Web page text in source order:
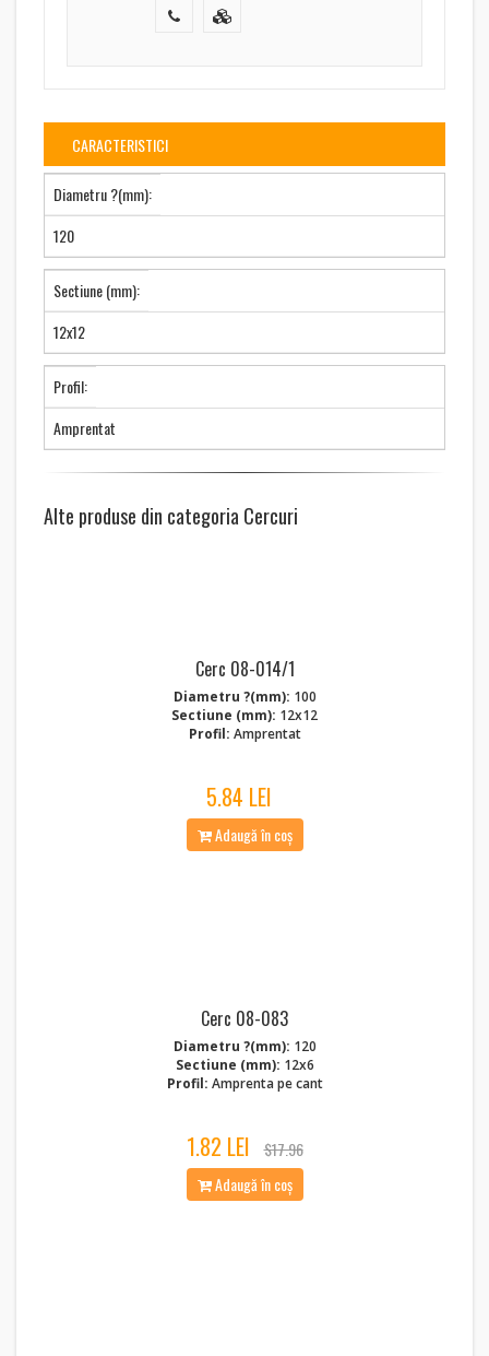
CARACTERISTICI
Diametru ?(mm):
120
Sectiune (mm):
12x12
Profil:
Amprentat
Alte produse din categoria Cercuri
Cerc 08-014/1
Diametru ?(mm): 100
Sectiune (mm): 12x12
Profil: Amprentat
5.84 LEI
Adaugă în coș
Cerc 08-083
Diametru ?(mm): 120
Sectiune (mm): 12x6
Profil: Amprenta pe cant
1.82 LEI
$17.96
Adaugă în coș